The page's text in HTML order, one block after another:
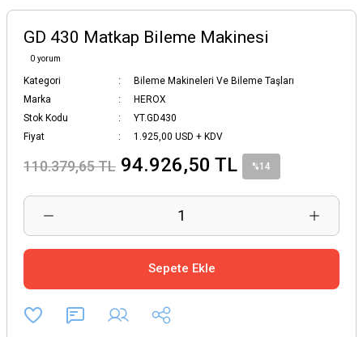
GD 430 Matkap Bileme Makinesi
0 yorum
Kategori
Bileme Makineleri Ve Bileme Taşları
Marka
HEROX
Stok Kodu
YT.GD430
Fiyat
1.925,00 USD + KDV
110.379,65 TL 94.926,50 TL %14
Sepete Ekle